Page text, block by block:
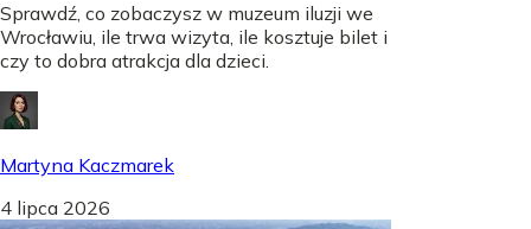
Sprawdź, co zobaczysz w muzeum iluzji we
Wrocławiu, ile trwa wizyta, ile kosztuje bilet i
czy to dobra atrakcja dla dzieci.
Martyna Kaczmarek
4 lipca 2026